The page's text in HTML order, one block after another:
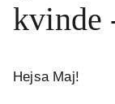
kvinde
Hejsa Maj!